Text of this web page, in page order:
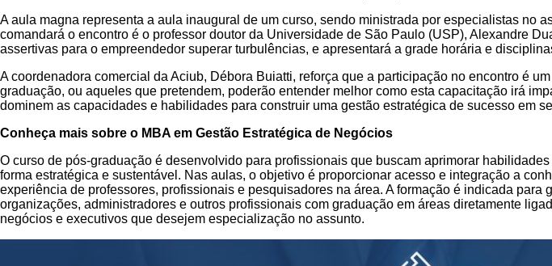
A aula magna representa a aula inaugural de um curso, sendo ministrada por especialistas no
comandará o encontro é o professor doutor da Universidade de São Paulo (USP), Alexandre
assertivas para o empreendedor superar turbulências, e apresentará a grade horária e
A coordenadora comercial da Aciub, Débora Buiatti, reforça que a participação no encontro é
graduação, ou aqueles que pretendem, poderão entender melhor como esta capacitação irá
dominem as capacidades e habilidades para construir uma gestão estratégica de sucesso em
Conheça mais sobre o MBA em Gestão Estratégica de Negócios
O curso de pós-graduação é desenvolvido para profissionais que buscam aprimorar
forma estratégica e sustentável. Nas aulas, o objetivo é proporcionar acesso e integração a
experiência de professores, profissionais e pesquisadores na área. A formação é indicada
organizações, administradores e outros profissionais com graduação em áreas diretamente
negócios e executivos que desejem especialização no assunto.